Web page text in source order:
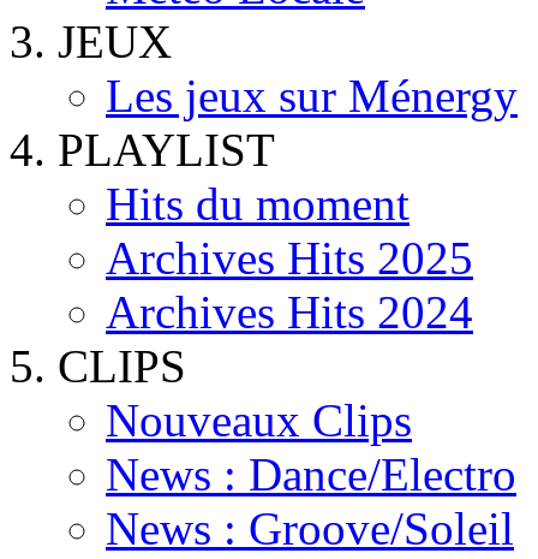
JEUX
Les jeux sur Ménergy
PLAYLIST
Hits du moment
Archives Hits 2025
Archives Hits 2024
CLIPS
Nouveaux Clips
News : Dance/Electro
News : Groove/Soleil